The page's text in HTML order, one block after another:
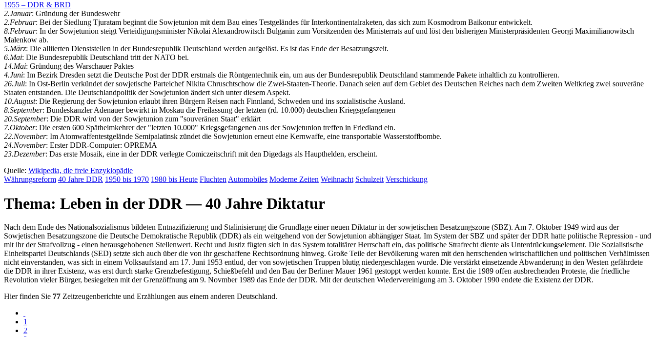
1955 – DDR & BRD
2.Januar: Gründung der Bundeswehr
2.Februar: Bei der Siedlung Tjuratam beginnt die Sowjetunion mit dem Bau eines Testgeländes für Interkontinentalraketen, das sich zum Kosmodrom Baikonur entwickelt.
8.Februar: In der Sowjetunion steigt Verteidigungsminister Nikolai Alexandrowitsch Bulganin zum Vorsitzenden des Ministerrats auf und löst den bisherigen Ministerpräsidenten Georgi Maximilianowitsch
Malenkow ab.
5.März: Die alliierten Dienststellen in der Bundesrepublik Deutschland werden aufgelöst. Es ist das Ende der Besatzungszeit.
6.Mai: Die Bundesrepublik Deutschland tritt der NATO bei.
14.Mai: Gründung des Warschauer Paktes
4.Juni: Im Bezirk Dresden setzt die Deutsche Post der DDR erstmals die Röntgentechnik ein, um aus der Bundesrepublik Deutschland stammende Pakete inhaltlich zu kontrollieren.
26.Juli: In Ost-Berlin verkündet der sowjetische Parteichef Nikita Chruschtschow die Zwei-Staaten-Theorie. Danach seien auf dem Gebiet des Deutschen Reiches nach dem Zweiten Weltkrieg zwei souveräne
Staaten entstanden. Die Deutschlandpolitik der Sowjetunion ändert sich unter diesem Aspekt.
10.August: Die Regierung der Sowjetunion erlaubt ihren Bürgern Reisen nach Finnland, Schweden und ins sozialistische Ausland.
8.September: Bundeskanzler Adenauer bewirkt in Moskau die Freilassung der letzten (rd. 10.000) deutschen Kriegsgefangenen
20.September: Die DDR wird von der Sowjetunion zum "souveränen Staat" erklärt
7.Oktober: Die ersten 600 Spätheimkehrer der "letzten 10.000" Kriegsgefangenen aus der Sowjetunion treffen in Friedland ein.
22.November: Im Atomwaffentestgelände Semipalatinsk zündet die Sowjetunion erneut eine Kernwaffe, eine transportable Wasserstoffbombe.
24.November: Erster DDR-Computer: OPREMA
23.Dezember: Das erste Mosaik, eine in der DDR verlegte Comiczeitschrift mit den Digedags als Haupthelden, erscheint.
Quelle: Wikipedia, die freie Enzyklopädie
Währungsreform 40 Jahre DDR 1950 bis 1970 1980 bis Heute FluchtenAutomobiles Moderne Zeiten Weihnacht Schulzeit Verschickung
Thema: Leben in der DDR — 40 Jahre Diktatur
Nach dem Ende des Nationalsozialismus bildeten Entnazifizierung und Stalinisierung die Grundlage einer neuen Diktatur in der sowjetischen Besatzungszone (SBZ). Am 7. Oktober 1949 wird aus der
Sowjetischen Besatzungszone die Deutsche Demokratische Republik (DDR) als ein weitgehend von der Sowjetunion abhängiger Staat. Im System der SBZ und später der DDR hatte politische Repression - und
mit ihr der Strafvollzug - einen herausgehobenen Stellenwert. Recht und Justiz fügten sich in das System totalitärer Herrschaft ein, das politische Strafrecht diente als Unterdrückungselement. Die Sozialistische
Einheitspartei Deutschlands (SED) setzte sich auch über die von ihr geschaffene Rechtsordnung hinweg. Große Teile der Bevölkerung waren mit den herrschenden wirtschaftlichen und politischen Verhältnissen
nicht einverstanden, was sich in einem Volksaufstand am 17. Juni 1953 entlud, der von sowjetischen Truppen blutig niedergeschlagen wurde. Die verstärkt einsetzende Abwanderung in den Westen gefährdete
die DDR in ihrer Existenz, was erst durch starke Grenzbefestigung, Schießbefehl und den Bau der Berliner Mauer 1961 gestoppt werden konnte. Erst die 1989 offen ausbrechenden Proteste, die friedliche
Revolution vieler Bürger, besiegelten mit der Grenzöffnung am 9. Novmber 1989 das Ende der DDR. Mit der deutschen Wiedervereinigung am 3. Oktober 1990 endete die Existenz der DDR.
Hier finden Sie 77 Zeitzeugenberichte und Erzählungen aus einem anderen Deutschland.
1
2